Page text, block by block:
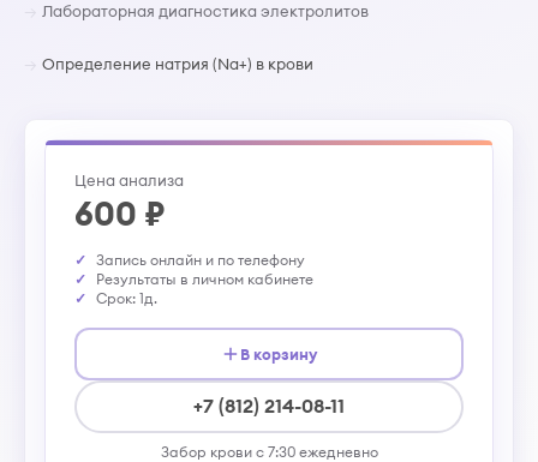
Лабораторная диагностика электролитов
Определение натрия (Na+) в крови
Цена анализа
600 ₽
Запись онлайн и по телефону
Результаты в личном кабинете
Срок: 1д.
В корзину
+7 (812) 214-08-11
Забор крови с 7:30 ежедневно